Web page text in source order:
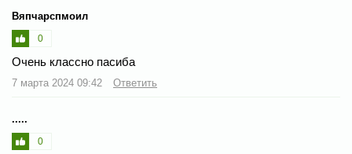
Вяпчарспмоил
0
Очень классно пасиба
7 марта 2024 09:42 Ответить
.....
0